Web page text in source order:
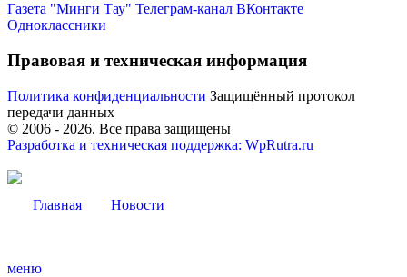
Газета "Минги Тау" Телеграм-канал ВКонтакте
Одноклассники
Правовая и техническая информация
Политика конфиденциальности Защищённый протокол
передачи данных
© 2006 - 2026. Все права защищены
Разработка и техническая поддержка: WpRutra.ru
Главная Новости
меню
Туризм